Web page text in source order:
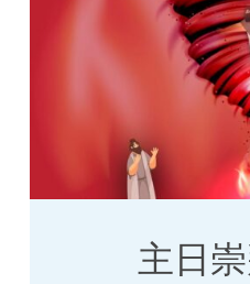
主日